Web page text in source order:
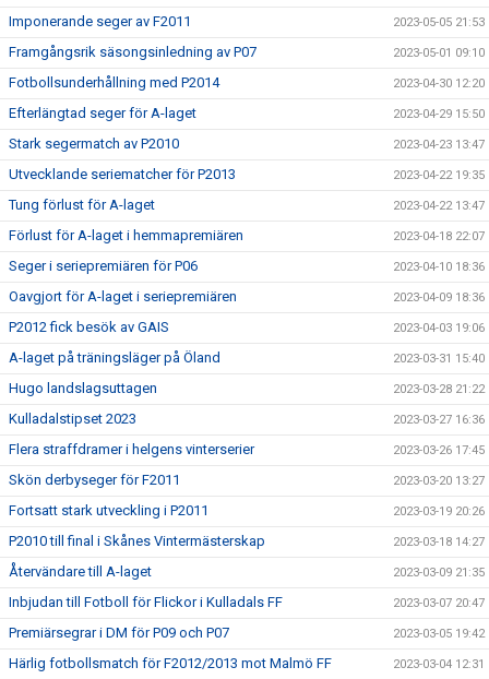
Imponerande seger av F2011 2023-05-05 21:53
Framgångsrik säsongsinledning av P07 2023-05-01 09:10
Fotbollsunderhållning med P2014 2023-04-30 12:20
Efterlängtad seger för A-laget 2023-04-29 15:50
Stark segermatch av P2010 2023-04-23 13:47
Utvecklande seriematcher för P2013 2023-04-22 19:35
Tung förlust för A-laget 2023-04-22 13:47
Förlust för A-laget i hemmapremiären 2023-04-18 22:07
Seger i seriepremiären för P06 2023-04-10 18:36
Oavgjort för A-laget i seriepremiären 2023-04-09 18:36
P2012 fick besök av GAIS 2023-04-03 19:06
A-laget på träningsläger på Öland 2023-03-31 15:40
Hugo landslagsuttagen 2023-03-28 21:22
Kulladalstipset 2023 2023-03-27 16:36
Flera straffdramer i helgens vinterserier 2023-03-26 17:45
Skön derbyseger för F2011 2023-03-20 13:27
Fortsatt stark utveckling i P2011 2023-03-19 20:26
P2010 till final i Skånes Vintermästerskap 2023-03-18 14:27
Återvändare till A-laget 2023-03-09 21:35
Inbjudan till Fotboll för Flickor i Kulladals FF 2023-03-07 20:47
Premiärsegrar i DM för P09 och P07 2023-03-05 19:42
Härlig fotbollsmatch för F2012/2013 mot Malmö FF 2023-03-04 12:31